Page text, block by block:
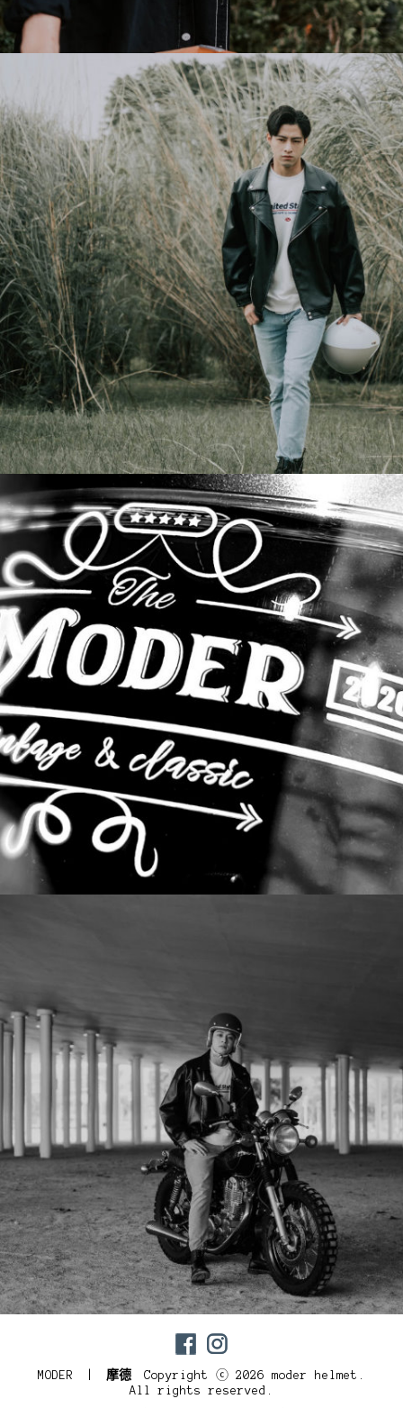
MODER | 摩德 Copyright ⓒ 2026 moder helmet.
All rights reserved.